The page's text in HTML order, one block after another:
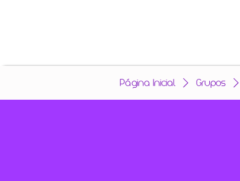
Página Inicial Grupos